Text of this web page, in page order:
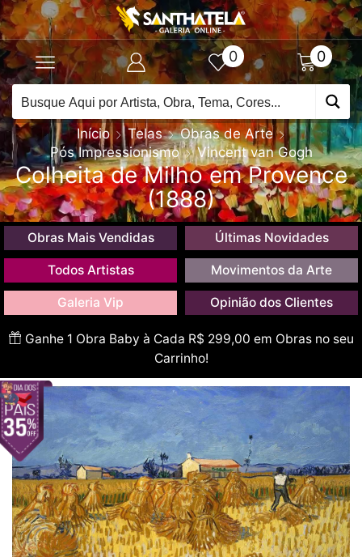
0 0
Início Telas
Obras de Arte
Pós Impressionismo
Vincent van Gogh
Colheita de Milho em Provence
(1888)
Obras Mais Vendidas Últimas Novidades
Todos Artistas Movimentos da Arte
Galeria Vip Opinião dos Clientes
Ganhe 1 Obra Baby à Cada R$ 299,00 em Obras no seu
Carrinho!